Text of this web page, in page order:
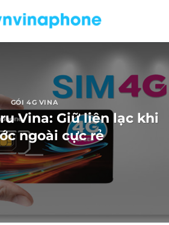
GÓI 4G VINA
Vina: Giữ liên lạc khi
ngoài cực rẻ